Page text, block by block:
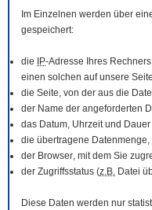
Im Einzelnen werden über
gespeichert:
die IP-Adresse Ihres Rechners
einen solchen auf unsere
die Seite, von der aus die
der Name der angeforderten
das Datum, Uhrzeit und
die übertragene Datenmenge,
der Browser, mit dem Sie
der Zugriffsstatus (z.B. Datei
Diese Daten werden nur